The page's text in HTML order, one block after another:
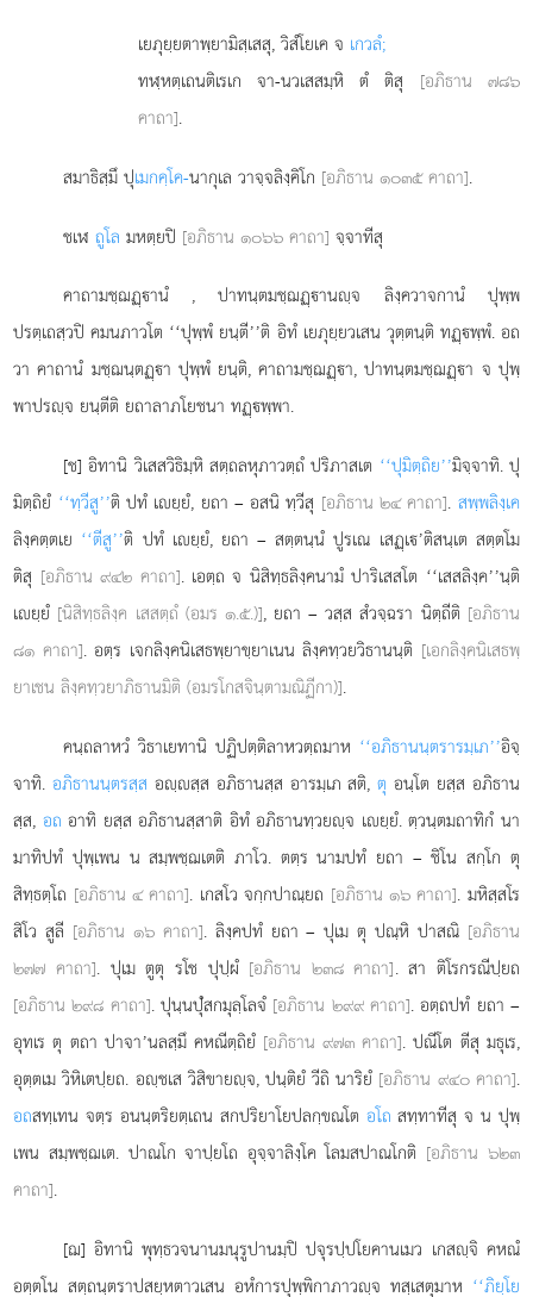
เยภุยฺยตาพฺยามิสฺเสสุ, วิสํโยเค จ เกวลํ;
ทฬฺหตฺเถนติเรเก จา-นวเสสมฺหิ ตํ ติสุ [อภิธาน ๗๘๖
คาถา].
สมาธิสฺมึ ปุเมกคฺโค-นากุเล วาจฺจลิงฺคิโก [อภิธาน ๑๐๓๕ คาถา].
ชเฬถูโล มหตฺยปิ [อภิธาน ๑๐๖๖ คาถา] จฺจาทีสุ
คาถามชฺฌฏฺานํ, ปาทนฺตมชฺฌฏฺานฺจ ลิงฺควาจกานํ ปุพฺพ
ปรตฺเถสฺวปิ คมนภาวโต ‘‘ปุพฺพํ ยนฺตี’’ติ อิทํ เยภุยฺยวเสน วุตฺตนฺติ ทฏฺพฺพํ. อถ
วา คาถานํ มชฺฌนฺตฏฺา ปุพฺพํ ยนฺติ, คาถามชฺฌฏฺา, ปาทนฺตมชฺฌฏฺา จ ปุพฺ
พาปรฺจ ยนฺตีติ ยถาลาภโยชนา ทฏฺพฺพา.
[ช] อิทานิ วิเสสวิธิมฺหิ สตฺถลหุภาวตฺถํ ปริภาสเต ‘‘ปุมิตฺถิย’’มิจฺจาทิ. ปุ
มิตฺถิยํ ‘‘ทฺวีสู’’ติ ปทํ เยฺยํ, ยถา – อสนิ ทฺวีสุ [อภิธาน ๒๔ คาถา]. สพฺพลิงฺเค
ลิงฺคตฺตเย ‘‘ตีสู’’ติ ปทํ เยฺยํ, ยถา – สตฺตนฺนํ ปูรเณ เสฏฺเ’ติสนฺเต สตฺตโม
ติสุ [อภิธาน ๙๔๒ คาถา]. เอตฺถ จ นิสิทฺธลิงฺคนามํ ปาริเสสโต ‘‘เสสลิงฺค’’นฺติ
เยฺยํ [นิสิทฺธลิงฺค เสสตฺถํ (อมร ๑.๕.)], ยถา – วสฺส สํวจฺฉรา นิตฺถีติ [อภิธาน
๘๑ คาถา]. อตฺร เจกลิงฺคนิเสธพฺยาขฺยาเนน ลิงฺคทฺวยวิธานนฺติ [เอกลิงฺคนิเสธพฺ
ยาเชน ลิงฺคทฺวยาภิธานมิติ (อมรโกสจินฺตามณิฏีกา)].
คนฺถลาหวํ วิธาเยทานิ ปฏิปตฺติลาหวตฺถมาห ‘‘อภิธานนฺตรารมฺเภ’’อิจฺ
จาทิ.อภิธานนฺตรสฺส อฺสฺส อภิธานสฺส อารมฺเภ สติ,ตุ อนฺโต ยสฺส อภิธาน
สฺส, อถ อาทิ ยสฺส อภิธานสฺสาติ อิทํ อภิธานทฺวยฺจ เยฺยํ. ตฺวนฺตมถาทิกํ นา
มาทิปทํ ปุพฺเพน น สมฺพชฺฌเตติ ภาโว. ตตฺร นามปทํ ยถา – ชิโน สกฺโก ตุ
สิทฺธตฺโถ [อภิธาน ๔ คาถา]. เกสโว จกฺกปาณฺยถ [อภิธาน ๑๖ คาถา]. มหิสฺสโร
สิโว สูลี [อภิธาน ๑๖ คาถา]. ลิงฺคปทํ ยถา – ปุเม ตุ ปณฺหิ ปาสณิ [อภิธาน
๒๗๗ คาถา]. ปุเม ตูตุ รโช ปุปฺผํ [อภิธาน ๒๓๘ คาถา]. สา ติโรกรณีปฺยถ
[อภิธาน ๒๙๘ คาถา]. ปุนฺนปุํสกมุลฺโลจํ [อภิธาน ๒๙๙ คาถา]. อตฺถปทํ ยถา –
อุทเร ตุ ตถา ปาจา’นลสฺมึ คหณีตฺถิยํ [อภิธาน ๙๗๓ คาถา]. ปณีโต ตีสุ มธุเร,
อุตฺตเม วิหิเตปฺยถ. อฺชเส วิสิขายฺจ, ปนฺติยํ วีถิ นาริยํ [อภิธาน ๙๔๐ คาถา].
อถสทฺเทน จตฺร อนนฺตริยตฺเถน สกปริยาโยปลกฺขณโต อโถ สทฺทาทีสุ จ น ปุพฺ
เพน สมฺพชฺฌเต. ปาณโก จาปฺยโถ อุจฺจาลิงฺโค โลมสปาณโกติ [อภิธาน ๖๒๓
คาถา].
[ฌ] อิทานิ พุทฺธวจนานมนุรูปานมฺปิ ปจุรปฺปโยคานเมว เกสฺจิ คหณํ
อตฺตโน สตฺถนฺตราปสยฺหตาวเสน อหํการปุพฺพิกาภาวฺจ ทสฺเสตุมาห ‘‘ภิยฺโย